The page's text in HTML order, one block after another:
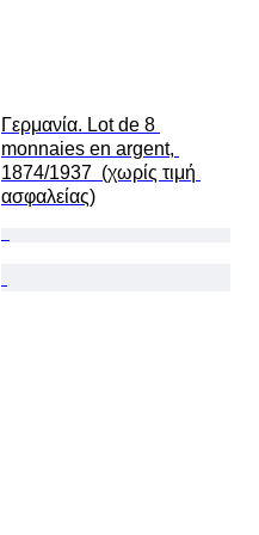
Γερμανία. Lot de 8
monnaies en argent,
1874/1937  (χωρίς τιμή
ασφαλείας)